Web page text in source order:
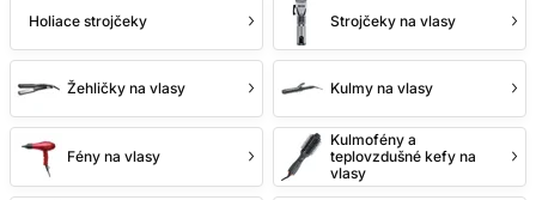
frekvenciou používania.
Profesionálne zariadenie môže byť navrhnuté na dlhšiu
prevádzku a jednoduchšiu údržbu, stále však musí
zodpovedať pracovným podmienkam a návodu výrobcu.
FÉNY NA SUŠENIE A
TVAROVANIE
Holiace strojčeky Strojčeky na vlasy
Žehličky na vlasy Kulmy na vlasy
Fény na vlasy
Kulmofény a
teplovzdušné kefy na
vlasy